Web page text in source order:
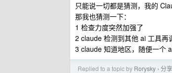
只能说一切都是猜测，我的
那我也猜测一下：
1 检查力度突然加强了
2 claude 检测到其他 ai 工具
3 claude 知道地区，随便一个
Replied to a topic by Rorysky › 分